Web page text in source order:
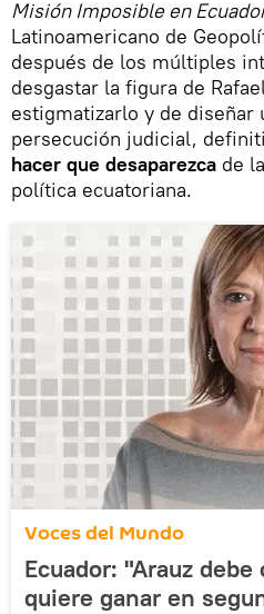
Misión Imposible en
Latinoamericano de
después de los múltiples
desgastar la figura de
estigmatizarlo y de diseñar
persecución judicial,
hacer que desaparezca de
política ecuatoriana.
Voces del Mundo
Ecuador: "Arauz
quiere ganar en